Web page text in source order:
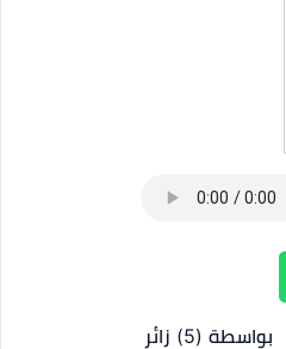
بواسطة (5
) زائر